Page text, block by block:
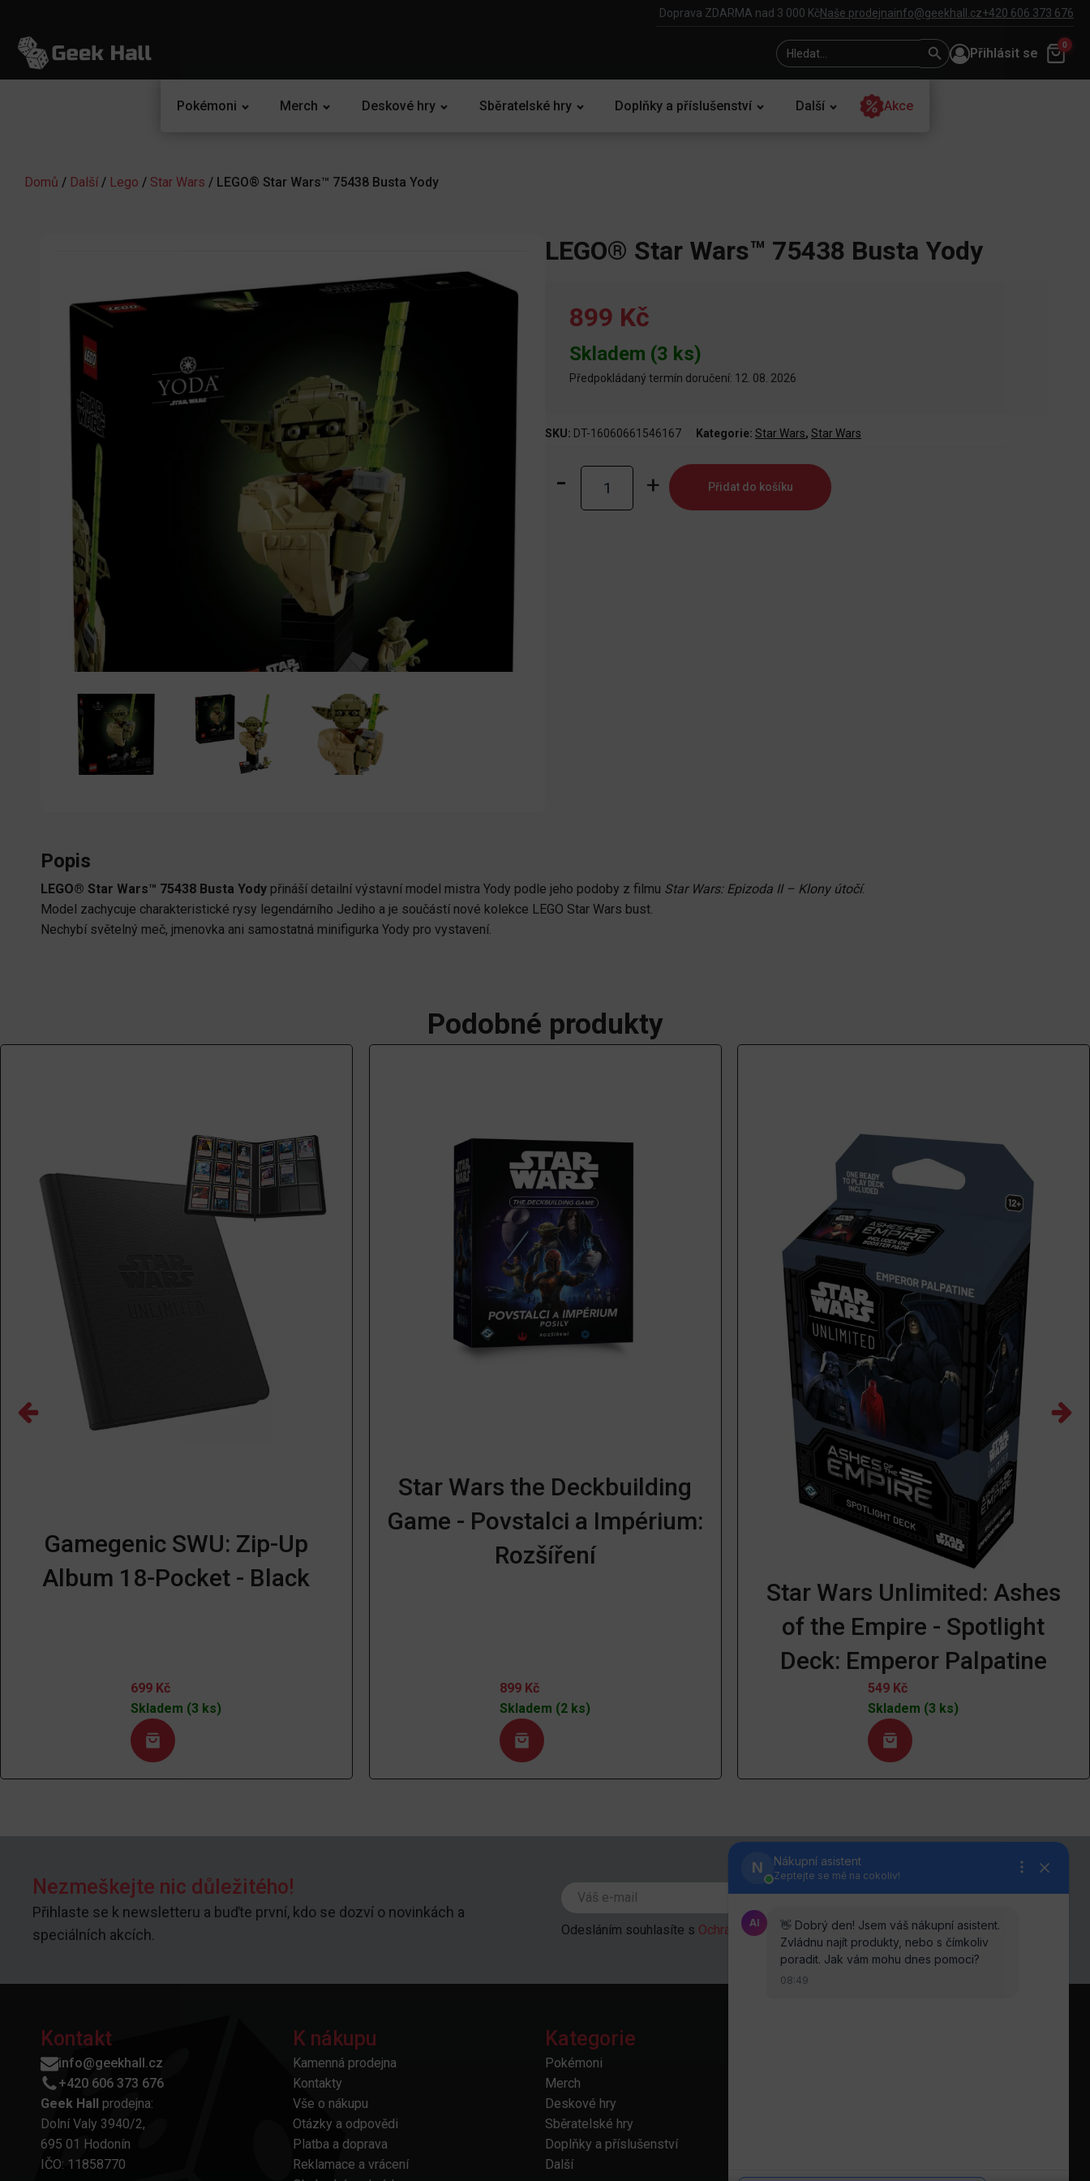
Doprava ZDARMA nad 3 000 KčNaše prodejnainfo@geekhall.cz+420 606 373 676
Search
for:
Search
Button
Přihlásit se
0
Pokémoni Merch Deskové hry Sběratelské hry Doplňky a příslušenství Další Akce
Domů / Další / Lego / Star Wars / LEGO® Star Wars™ 75438 Busta Yody
LEGO® Star Wars™ 75438 Busta Yody
899 Kč
Skladem (3 ks)
Předpokládaný termín doručení: 12. 08. 2026
SKU: DT-16060661546167 Kategorie: Star Wars, Star Wars
Wars™
Přidat do košíku
Popis
LEGO® Star Wars™ 75438 Busta Yody přináší detailní výstavní model mistra Yody podle jeho podoby z filmu Star Wars: Epizoda II – Klony útočí.
Model zachycuje charakteristické rysy legendárního Jediho a je součástí nové kolekce LEGO Star Wars bust.
Nechybí světelný meč, jmenovka ani samostatná minifigurka Yody pro vystavení.
Podobné produkty
Gamegenic SWU: Zip-Up
Album 18-Pocket - Black
699 Kč
Skladem (3 ks)
Star Wars the Deckbuilding
Game - Povstalci a Impérium:
Rozšíření
899 Kč
Skladem (2 ks)
Star Wars Unlimited: Ashes
of the Empire - Spotlight
Deck: Emperor Palpatine
549 Kč
Skladem (3 ks)
Nezmeškejte nic důležitého!
Přihlaste se k newsletteru a buďte první, kdo se dozví o novinkách a
speciálních akcích.
Odesláním souhlasíte s Ochranou osobních údajů.
Kontakt
info@geekhall.cz
+420 606 373 676
Geek Hall prodejna:
Dolní Valy 3940/2,
695 01 Hodonín
IČO: 11858770
K nákupu
Kamenná prodejna
Kontakty
Vše o nákupu
Otázky a odpovědi
Platba a doprava
Reklamace a vrácení
Kategorie
Pokémoni
Merch
Deskové hry
Sběratelské hry
Doplňky a příslušenství
Další